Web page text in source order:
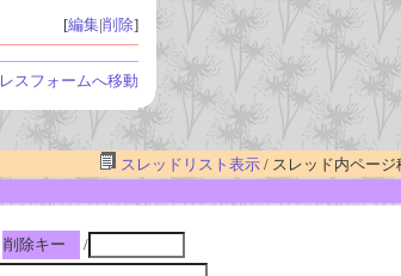
[編集|削除]
レスフォームへ移動
スレッドリスト表示/ スレッド内ページ
削除キー
/